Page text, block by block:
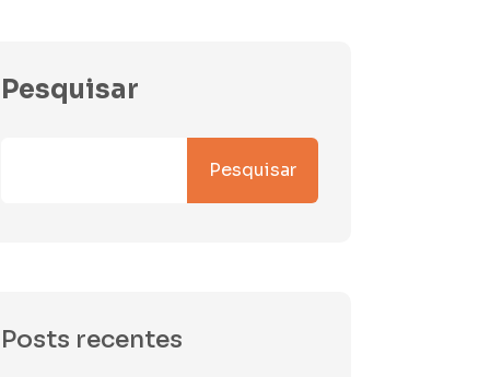
Pesquisar
Pesquisar
Posts recentes